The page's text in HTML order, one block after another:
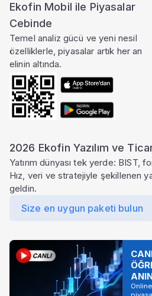
Ekofin Mobil ile Piyasalar
Cebinde
Temel analiz gücü ve yeni nesil
özelliklerle, piyasalar artık her an
elinin altında.
2026 Ekofin Yazılım ve
Yatırım dünyası tek yerde: BIST,
Hız, veri ve stratejiyle şekillenen
geldin.
Size en uygun paketi bulun